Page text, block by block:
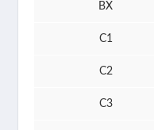
BX
C1
C2
C3